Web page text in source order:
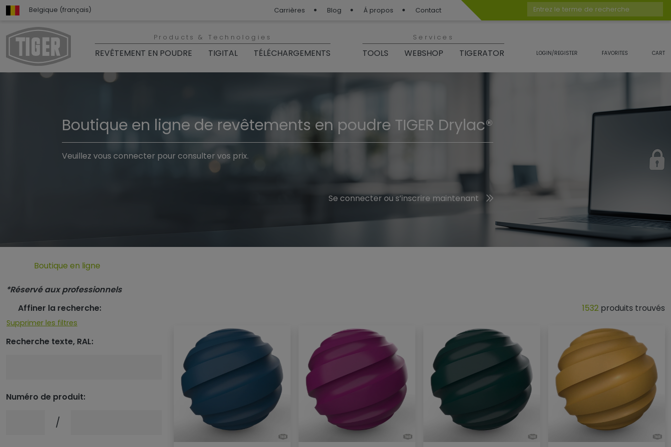
Belgique (français) Carrières Blog Á propos Contact
Entrez le terme de recherche
Products & Technologies
REVÊTEMENT EN POUDRE TIGITAL TÉLÉCHARGEMENTS
Services
TOOLS WEBSHOP TIGERATOR LOGIN/REGISTER FAVORITES CART
Boutique en ligne de revêtements en poudre TIGER Drylac®
Veuillez vous connecter pour consulter vos prix.
Se connecter ou s’inscrire maintenant
Boutique en ligne
*Réservé aux professionnels
Affiner la recherche:
Supprimer les filtres
Recherche texte, RAL:
Numéro de produit:
Numéro de produit:
/
1532 produits trouvés